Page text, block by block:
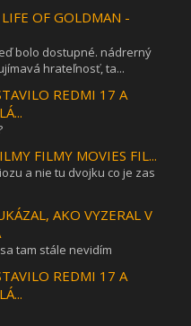
OF GOLDMAN -
bolo dostupné. nádrerný
hrateľnosť, ta...
REDMI 17 A
FILMY MOVIES FIL...
a nie tu dvojku co je zas
AKO VYZERAL V
tam stále nevidím
REDMI 17 A